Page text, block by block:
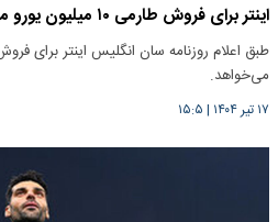
اینتر برای فروش طارمی ۱۰ میلیون یورو می‌خواهد
می‌خواهد.
۱۷ تیر ۱۴۰۴ | ۱۵:۵